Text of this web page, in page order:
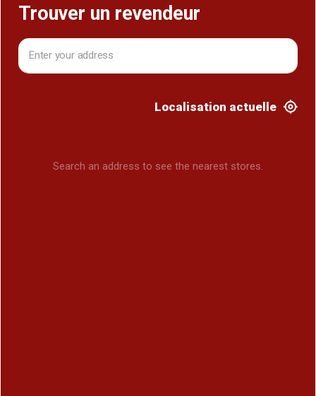
Trouver un revendeur
Localisation actuelle
Search an address to see the nearest stores.